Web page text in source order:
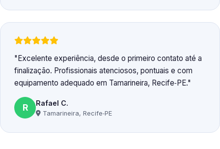
Excelente experiência, desde o primeiro contato até a
finalização. Profissionais atenciosos, pontuais e com
equipamento adequado em Tamarineira, Recife‑PE.
R Rafael C.
Tamarineira, Recife‑PE